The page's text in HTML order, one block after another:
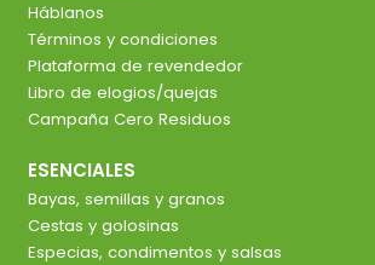
Háblanos
Términos y condiciones
Plataforma de revendedor
Libro de elogios/quejas
Campaña Cero Residuos
ESENCIALES
Bayas, semillas y granos
Cestas y golosinas
Especias, condimentos y salsas